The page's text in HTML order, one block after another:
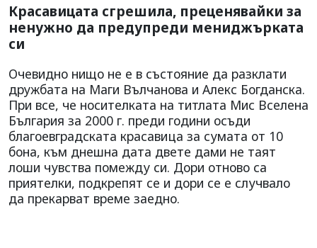
Красавицата сгрешила, преценявайки за
ненужно да предупреди мениджърката
си
Очевидно нищо не е в състояние да разклати
дружбата на Маги Вълчанова и Алекс Богданска.
При все, че носителката на титлата Мис Вселена
България за 2000 г. преди години осъди
благоевградската красавица за сумата от 10
бона, към днешна дата двете дами не таят
лоши чувства помежду си. Дори отново са
приятелки, подкрепят се и дори се е случвало
да прекарват време заедно.